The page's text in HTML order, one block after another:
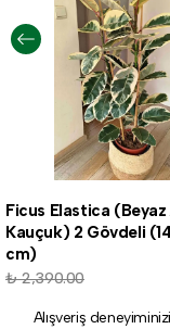
Alışveriş
Ficus Elastica (Beyaz
Kauçuk) 2 Gövdeli
cm)
₺ 2,390.00